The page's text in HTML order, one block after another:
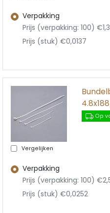
Verpakking
Prijs (verpakking: 100)
Prijs (stuk) €0,0137
Vergelijken
Op
Verpakking
Prijs (verpakking: 100)
Prijs (stuk) €0,0252